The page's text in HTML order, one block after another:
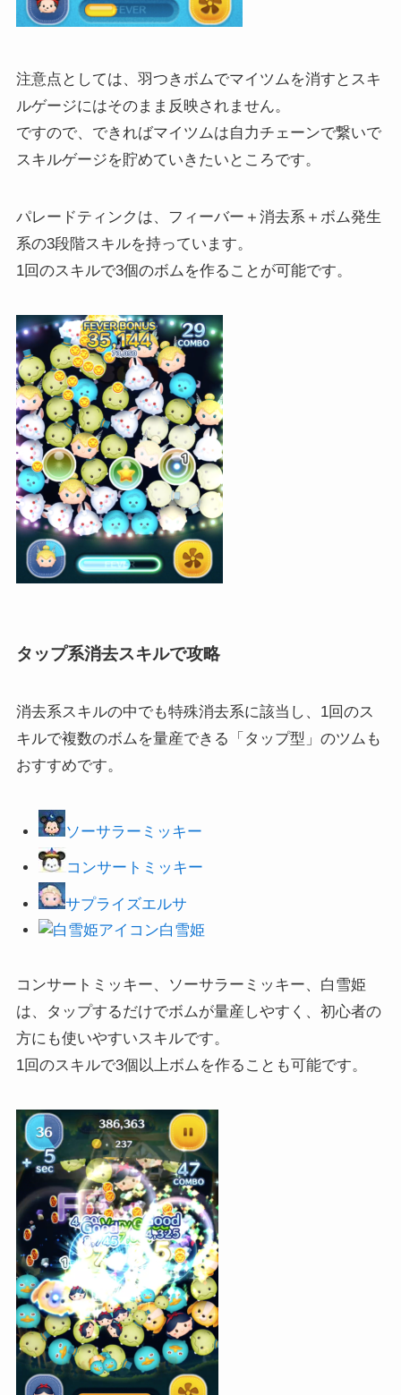
注意点としては、羽つきボムでマイツムを消すとスキ
ルゲージにはそのまま反映されません。
ですので、できればマイツムは自力チェーンで繋いで
スキルゲージを貯めていきたいところです。
パレードティンクは、フィーバー＋消去系＋ボム発生
系の3段階スキルを持っています。
1回のスキルで3個のボムを作ることが可能です。
タップ系消去スキルで攻略
消去系スキルの中でも特殊消去系に該当し、1回のス
キルで複数のボムを量産できる「タップ型」のツムも
おすすめです。
ソーサラーミッキー
コンサートミッキー
サプライズエルサ
白雪姫
コンサートミッキー、ソーサラーミッキー、白雪姫
は、タップするだけでボムが量産しやすく、初心者の
方にも使いやすいスキルです。
1回のスキルで3個以上ボムを作ることも可能です。